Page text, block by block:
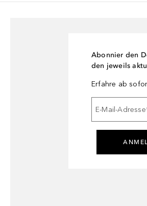
Abonnier den
den jeweils
Erfahre ab
E-Mail-Adresse